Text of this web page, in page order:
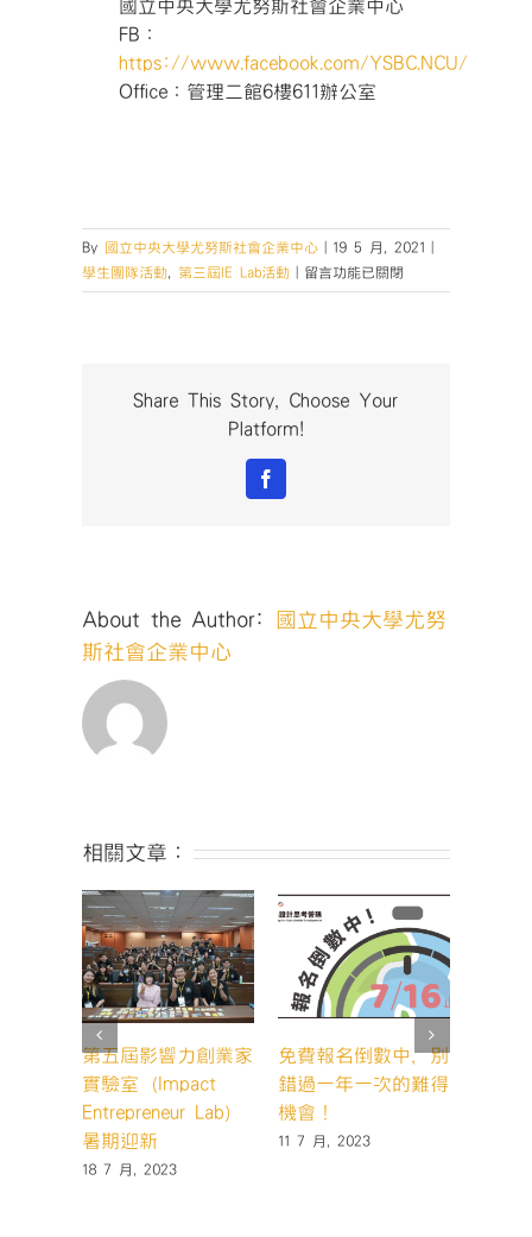
國立中央大學尤努斯社會企業中心
FB：
https://www.facebook.com/YSBC.NCU/
Office：管理二館6樓611辦公室
By 國立中央大學尤努斯社會企業中心 19 5 月, 2021
學生團隊活動
第三屆IE Lab活動
在
〈【影
業
家
募
為
Impactor
吧！〉
中
留言功能已關閉
Share This Story, Choose Your
Platform!
Facebook
About the Author:
國立中央大學尤努
斯社會企業中心
相關文章：
第五屆影響力創業家
實驗室（Impact
Entrepreneur Lab）
暑期迎新
18 7 月, 2023
免費報名倒數中，別
錯過一年一次的難得
機會！
11 7 月, 2023